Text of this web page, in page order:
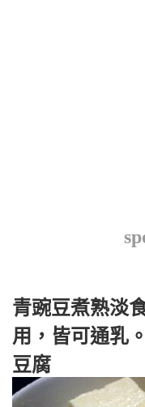
青豌豆煮熟淡
用，皆可通乳。
豆腐